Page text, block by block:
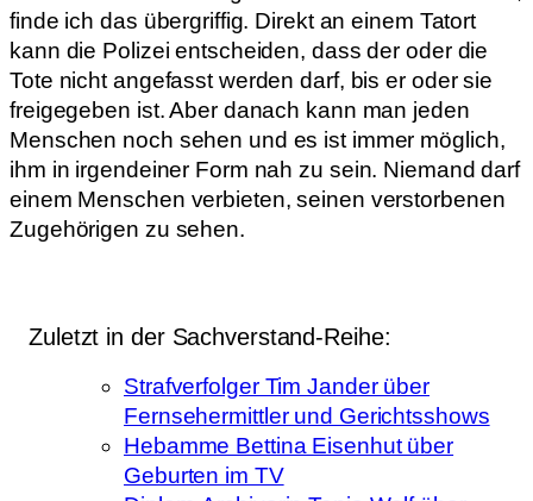
finde ich das übergriffig. Direkt an einem Tatort
kann die Polizei entscheiden, dass der oder die
Tote nicht angefasst werden darf, bis er oder sie
freigegeben ist. Aber danach kann man jeden
Menschen noch sehen und es ist immer möglich,
ihm in irgendeiner Form nah zu sein. Niemand darf
einem Menschen verbieten, seinen verstorbenen
Zugehörigen zu sehen.
Zuletzt in der Sachverstand-Reihe:
Strafverfolger Tim Jander über
Fernsehermittler und Gerichtsshows
Hebamme Bettina Eisenhut über
Geburten im TV